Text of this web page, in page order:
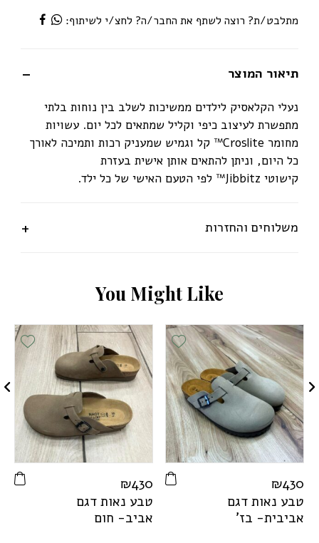
תיאור המוצר
נעלי הקלאסיק לילדים ממשיכות לשלב בין נוחות בלתי
מתפשרת לעיצוב כיפי וקליל שמתאים לכל יום. עשויות
מחומרCroslite™ קל וגמיש שמעניק רכות ותמיכה לאורך
כל היום, וניתן להתאים אותן אישית בעזרת
קישוטי Jibbitz™ לפי הטעם האישי של כל ילד.
משלוחים והחזרות
מתלבט/ת? רוצה לשתף את החבר/ה? לחצ/י לשיתוף:
You Might Like
Add
Add Wishlist
₪430
טבע נאות דגם
אביבית- בז'
₪430
טבע נאות דגם
אביב- חום